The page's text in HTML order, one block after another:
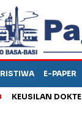
E-PAPER
DOKTER